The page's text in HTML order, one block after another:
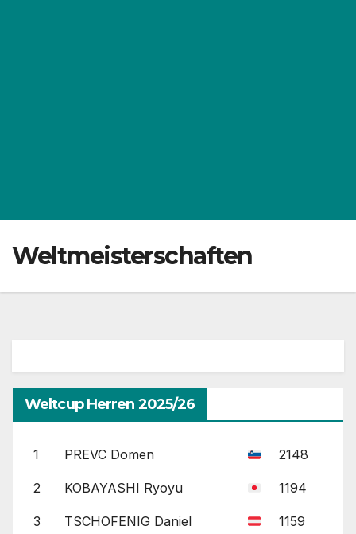
Weltmeisterschaften
Weltcup Herren 2025/26
1 PREVC Domen 2148
2 KOBAYASHI Ryoyu 1194
3 TSCHOFENIG Daniel 1159